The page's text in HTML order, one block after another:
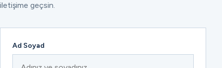
iletişime geçsin.
Ad Soyad